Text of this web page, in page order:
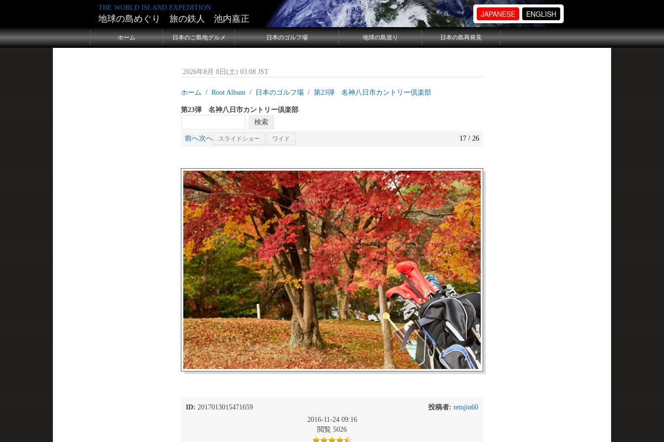
THE WORLD ISLAND EXPEDITION
地球の島めぐり 旅の鉄人 池内嘉正 JAPANESE ENGLISH
ホーム 日本のご島地グルメ 日本のゴルフ場 地球の島巡り 日本の島再発見
2026年8月 8日(土) 03:08 JST
ホーム Root Album 日本のゴルフ場 第23弾 名神八日市カントリー倶楽部
第23弾 名神八日市カントリー倶楽部
前へ次へ スライドショー ワイド 17 / 26
ID: 2017013015471659 投稿者: tetujin60
2016-11-24 09:16
閲覧 5026